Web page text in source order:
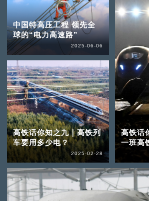
中国特高压工程 领先全
球的“电力高速路”
2025-06-06
高铁话你知之九｜高铁列
车要用多少电？
2025-02-28
高铁话
一班高